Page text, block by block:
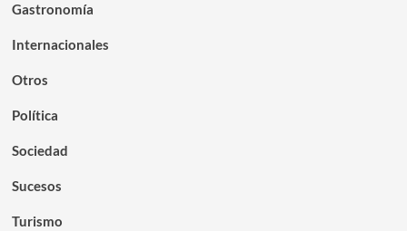
Gastronomía
Internacionales
Otros
Política
Sociedad
Sucesos
Turismo